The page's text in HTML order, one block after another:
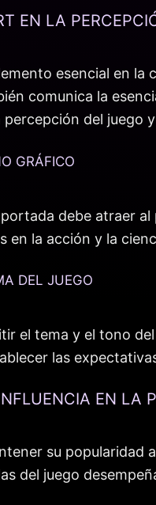
EN LA
esencial en
comunica la
del juego
GRÁFICO
debe atraer
en la acción y la
DEL JUEGO
el tema y el tono
las
EN LA
su popularidad
del juego